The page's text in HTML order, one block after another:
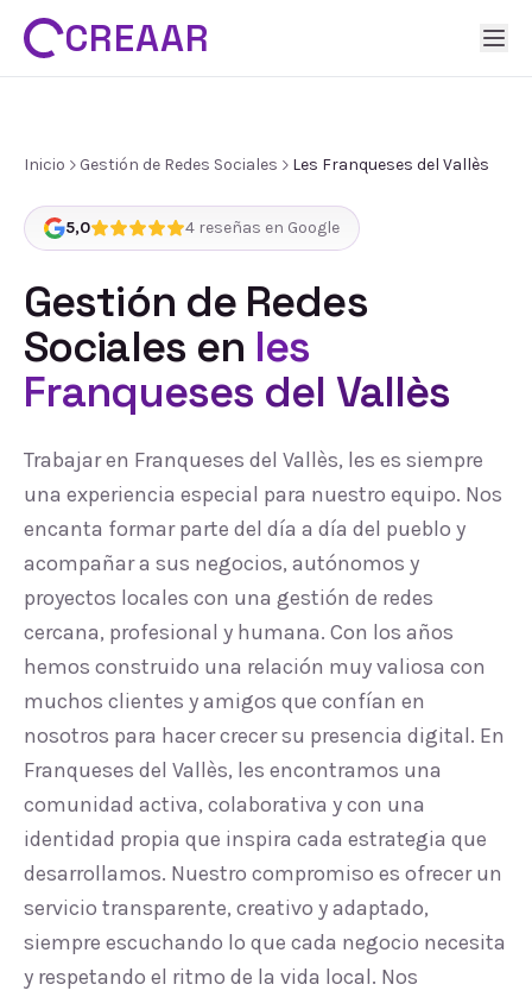
CREAAR
Inicio Gestión de Redes Sociales Les Franqueses del Vallès
5,0 4 reseñas en Google
Gestión de Redes
Sociales en les
Franqueses del Vallès
Trabajar en Franqueses del Vallès, les es siempre
una experiencia especial para nuestro equipo. Nos
encanta formar parte del día a día del pueblo y
acompañar a sus negocios, autónomos y
proyectos locales con una gestión de redes
cercana, profesional y humana. Con los años
hemos construido una relación muy valiosa con
muchos clientes y amigos que confían en
nosotros para hacer crecer su presencia digital. En
Franqueses del Vallès, les encontramos una
comunidad activa, colaborativa y con una
identidad propia que inspira cada estrategia que
desarrollamos. Nuestro compromiso es ofrecer un
servicio transparente, creativo y adaptado,
siempre escuchando lo que cada negocio necesita
y respetando el ritmo de la vida local. Nos